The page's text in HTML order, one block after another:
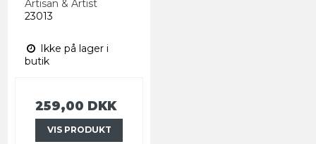
Artisan & Artist
23013
Ikke på lager i
butik
259,00 DKK
VIS PRODUKT